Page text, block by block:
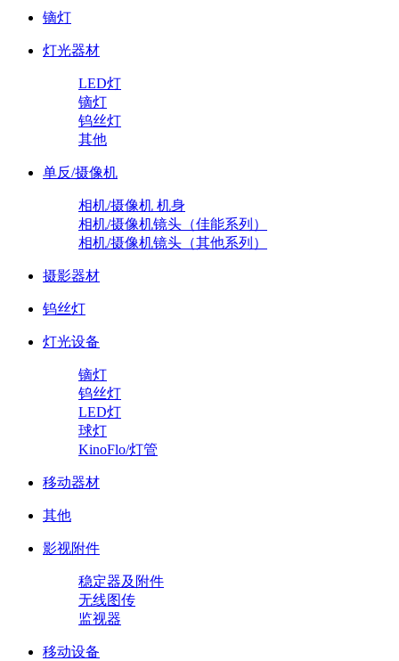
镝灯
灯光器材
LED灯
镝灯
钨丝灯
其他
单反/摄像机
相机/摄像机 机身
相机/摄像机镜头（佳能系列）
相机/摄像机镜头（其他系列）
摄影器材
钨丝灯
灯光设备
镝灯
钨丝灯
LED灯
球灯
KinoFlo/灯管
移动器材
其他
影视附件
稳定器及附件
无线图传
监视器
移动设备